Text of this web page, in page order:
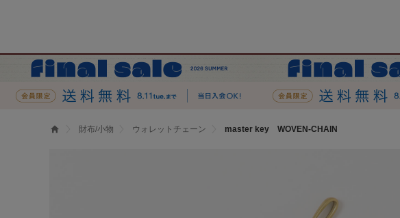
財布/小物 ウォレットチェーン master key WOVEN-CHAIN